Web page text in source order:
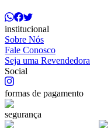
institucional
Sobre Nós
Fale Conosco
Seja uma Revendedora
Social
formas de pagamento
segurança